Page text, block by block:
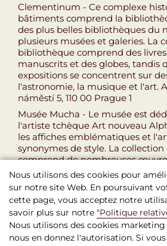
Clementinum - Ce complexe
bâtiments comprend la
des plus belles bibliothèques du
plusieurs musées et galeries. La
bibliothèque comprend des livres
manuscrits et des globes, tandis
expositions se concentrent sur
l'astronomie, la musique et l'art.
náměstí 5, 110 00 Prague 1
Musée Mucha - Le musée est
l'artiste tchèque Art nouveau
les affiches emblématiques et
synonymes de style. La
comprend de nombreuses
Mucha, ainsi que des
personnels. Adresse : Panska 7,
Nous utilisons des cookies pour
sur notre site Web. En poursuivant
cette page, vous acceptez notre
savoir plus sur notre "Politique
Nous utilisons des cookies
nous en donnez l'autorisation. Si